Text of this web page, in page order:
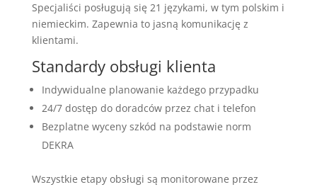
Specjaliści posługują się 21 językami, w tym polskim i
niemieckim. Zapewnia to jasną komunikację z
klientami.
Standardy obsługi klienta
Indywidualne planowanie każdego przypadku
24/7 dostęp do doradców przez chat i telefon
Bezplatne wyceny szkód na podstawie norm
DEKRA
Wszystkie etapy obsługi są monitorowane przez